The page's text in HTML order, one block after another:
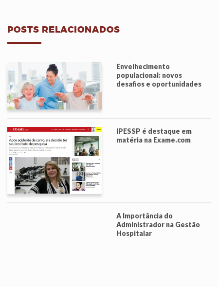
POSTS RELACIONADOS
Envelhecimento
populacional: novos
desafios e oportunidades
IPESSP é destaque em
matéria na Exame.com
A Importância do
Administrador na Gestão
Hospitalar